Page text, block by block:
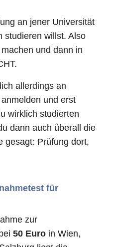
an jener Universität
studieren willst. Also
und dann in
allerdings an
und erst
wirklich studierten
dann auch überall die
gesagt: Prüfung dort,
für
zur
50 Euro in Wien,